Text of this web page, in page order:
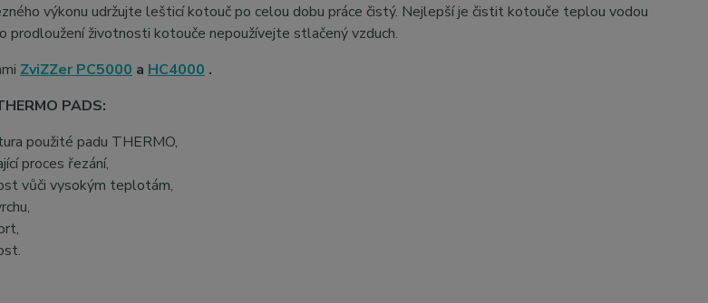
výkonu udržujte lešticí kotouč po celou dobu práce čistý. Nejlepší je čistit kotouče teplou vodou
prodloužení životnosti kotouče nepoužívejte stlačený vzduch.
ZviZZer PC5000 a HC4000 .
PADS:
použité padu THERMO,
proces řezání,
vůči vysokým teplotám,